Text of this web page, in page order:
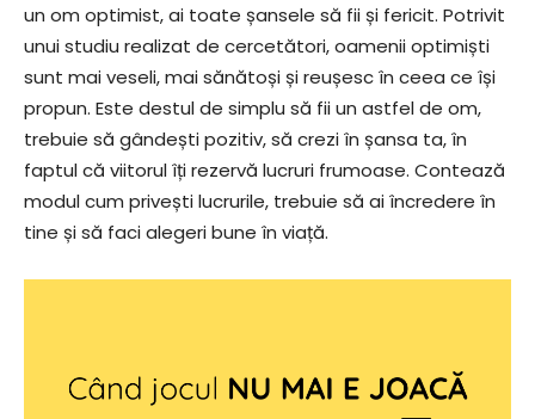
un om optimist, ai toate șansele să fii și fericit. Potrivit
unui studiu realizat de cercetători, oamenii optimiști
sunt mai veseli, mai sănătoși și reușesc în ceea ce își
propun. Este destul de simplu să fii un astfel de om,
trebuie să gândești pozitiv, să crezi în șansa ta, în
faptul că viitorul îți rezervă lucruri frumoase. Contează
modul cum privești lucrurile, trebuie să ai încredere în
tine și să faci alegeri bune în viață.